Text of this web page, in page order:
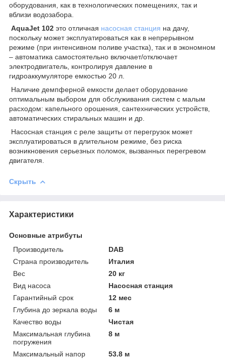
оборудования, как в технологических помещениях, так и
вблизи водозабора.
AquaJet 102 это отличная насосная станция на дачу,
поскольку может эксплуатироваться как в непрерывном
режиме (при интенсивном поливе участка), так и в экономном
– автоматика самостоятельно включает/отключает
электродвигатель, контролируя давление в
гидроаккумуляторе емкостью 20 л.
Наличие демпферной емкости делает оборудование
оптимальным выбором для обслуживания систем с малым
расходом: капельного орошения, сантехнических устройств,
автоматических стиральных машин и др.
Насосная станция с реле защиты от перегрузок может
эксплуатироваться в длительном режиме, без риска
возникновения серьезных поломок, вызванных перегревом
двигателя.
Скрыть
Характеристики
Основные атрибуты
Производитель
DAB
Страна производитель
Италия
Вес
20 кг
Вид насоса
Насосная станция
Гарантийный срок
12 мес
Глубина до зеркала воды
6 м
Качество воды
Чистая
Максимальная глубина
погружения
8 м
Максимальный напор
53.8 м